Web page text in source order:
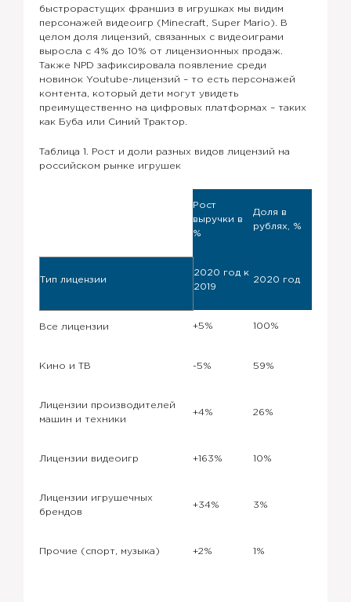
быстрорастущих франшиз в игрушках мы видим
персонажей видеоигр (Minecraft, Super Mario). В
целом доля лицензий, связанных с видеоиграми
выросла с 4% до 10% от лицензионных продаж.
Также NPD зафиксировала появление среди
новинок Youtube-лицензий – то есть персонажей
контента, который дети могут увидеть
преимущественно на цифровых платформах – таких
как Буба или Синий Трактор.
Таблица 1. Рост и доли разных видов лицензий на
российском рынке игрушек
Рост
выручки в
%
Доля в
рублях, %
Тип лицензии
2020 год к
2019
2020 год
Все лицензии +5% 100%
Кино и ТВ -5% 59%
Лицензии производителей
машин и техники
+4% 26%
Лицензии видеоигр +163% 10%
Лицензии игрушечных
брендов
+34% 3%
Прочие (спорт, музыка) +2% 1%